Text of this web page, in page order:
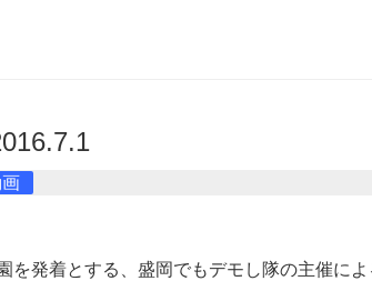
発着とする、盛岡でもデモし隊の主催に